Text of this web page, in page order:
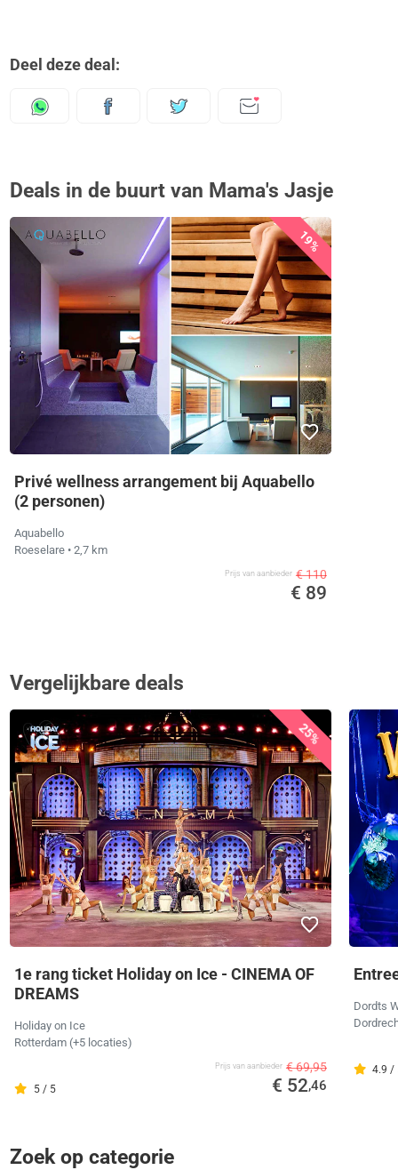
Deel deze deal:
Deals in de buurt van Mama's Jasje
19%
Privé wellness arrangement bij Aquabello
(2 personen)
Aquabello
Roeselare • 2,7 km
Prijs van aanbieder € 110
€ 89
Vergelijkbare deals
25%
1e rang ticket Holiday on Ice - CINEMA OF
DREAMS
Holiday on Ice
Rotterdam (+5 locaties)
5 / 5
Prijs van aanbieder € 69,95
€ 52,46
Dordts
4.9 /
Zoek op categorie